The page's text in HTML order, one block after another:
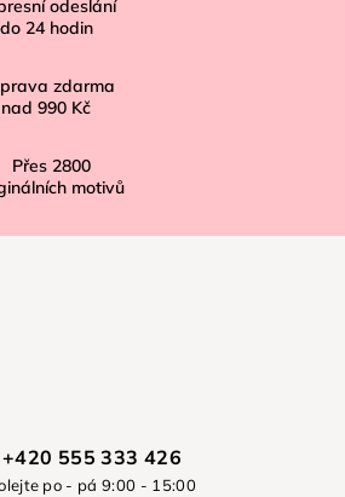
odeslání
do 24 hodin
zdarma
nad 990 Kč
Přes 2800
motivů
+420 555 333 426
po - pá 9:00 - 15:00